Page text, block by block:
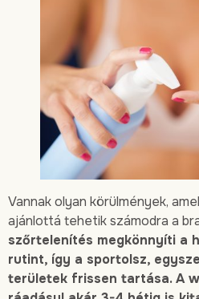
Vannak olyan körülmények,
ajánlottá tehetik számodra a
szőrtelenítés megkönnyíti a
rutint, így a sportolsz,
területek frissen tartása. A